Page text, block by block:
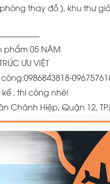
thay đồ ), khu thư
phẩm 05 NĂM
ƯU VIỆT
, thi công nhé!
Chánh Hiệp, Quận 12,